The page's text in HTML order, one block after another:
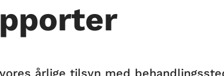
årlige tilsyn med